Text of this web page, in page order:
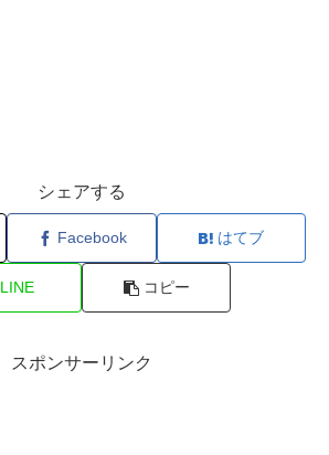
シェアする
Facebook はてブ
LINE コピー
スポンサーリンク